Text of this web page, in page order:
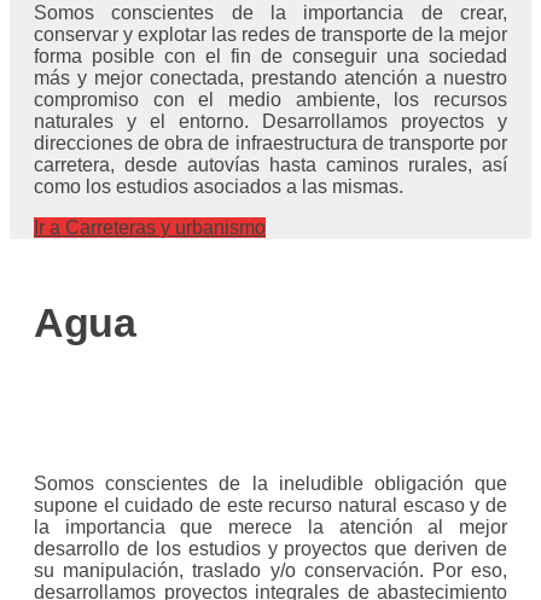
Somos conscientes de la importancia de crear,
conservar y explotar las redes de transporte de la mejor
forma posible con el fin de conseguir una sociedad
más y mejor conectada, prestando atención a nuestro
compromiso con el medio ambiente, los recursos
naturales y el entorno. Desarrollamos proyectos y
direcciones de obra de infraestructura de transporte por
carretera, desde autovías hasta caminos rurales, así
como los estudios asociados a las mismas.
Ir a Carreteras y urbanismo
Agua
Somos conscientes de la ineludible obligación que
supone el cuidado de este recurso natural escaso y de
la importancia que merece la atención al mejor
desarrollo de los estudios y proyectos que deriven de
su manipulación, traslado y/o conservación. Por eso,
desarrollamos proyectos integrales de abastecimiento